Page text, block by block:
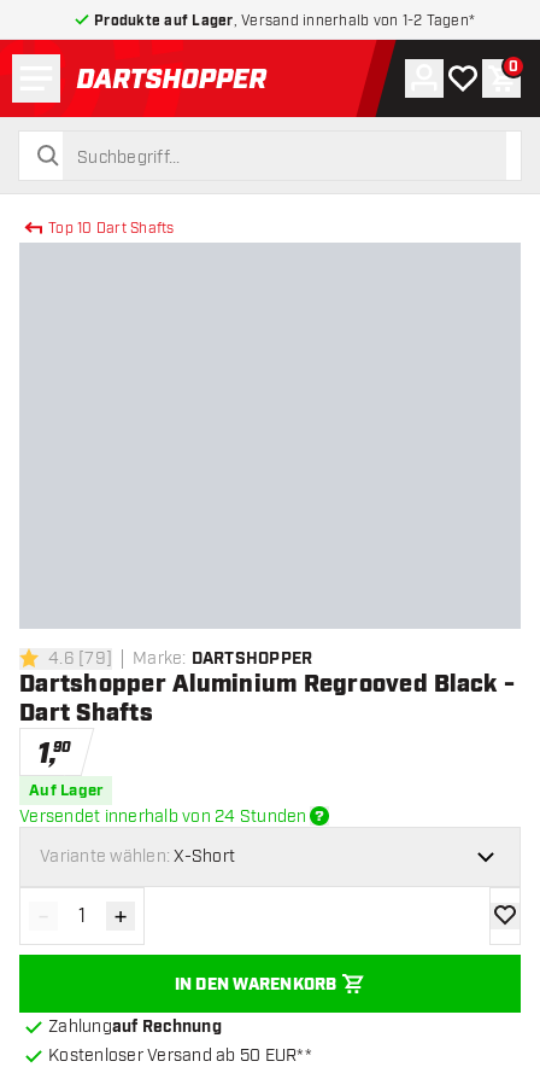
Produkte auf Lager , Versand innerhalb von 1-2 Tagen*
zurück zur Startseite
suchen
suchen
Konto
Meine 0
Top 10 Dart Shafts
4.6 Bewertungssterne
4.6 [79] Marke: DARTSHOPPER
Dartshopper Aluminium Regrooved Black -
Dart Shafts
1,90
Auf Lager
Versendet innerhalb von 24 Stunden
Variante wählen:X-Short
Menge verringern
- Menge erhöhen
+
IN DEN WARENKORB
Zur
Zahlungauf Rechnung
Kostenloser Versand ab 50 EUR**